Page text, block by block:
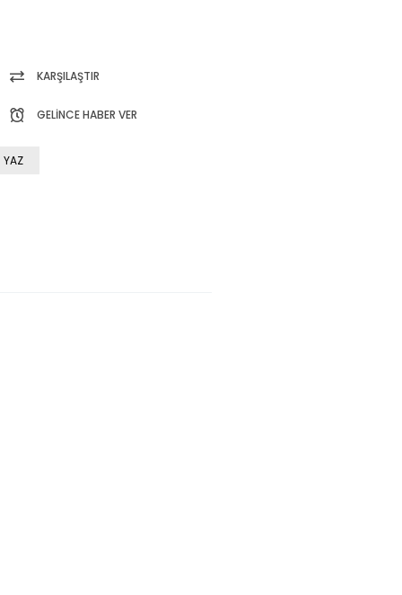
KARŞILAŞTIR
GELINCE HABER VER
YAZ